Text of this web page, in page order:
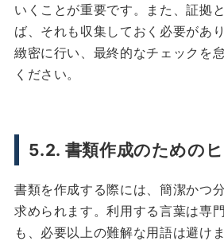
いくことが重要です。また、証拠
ば、それも収集しておく必要があ
緻密に行い、最終的なチェックを
ください。
5.2. 書類作成のための
書類を作成する際には、簡潔かつ
求められます。利用する言葉は専
も、必要以上の難解な用語は避け